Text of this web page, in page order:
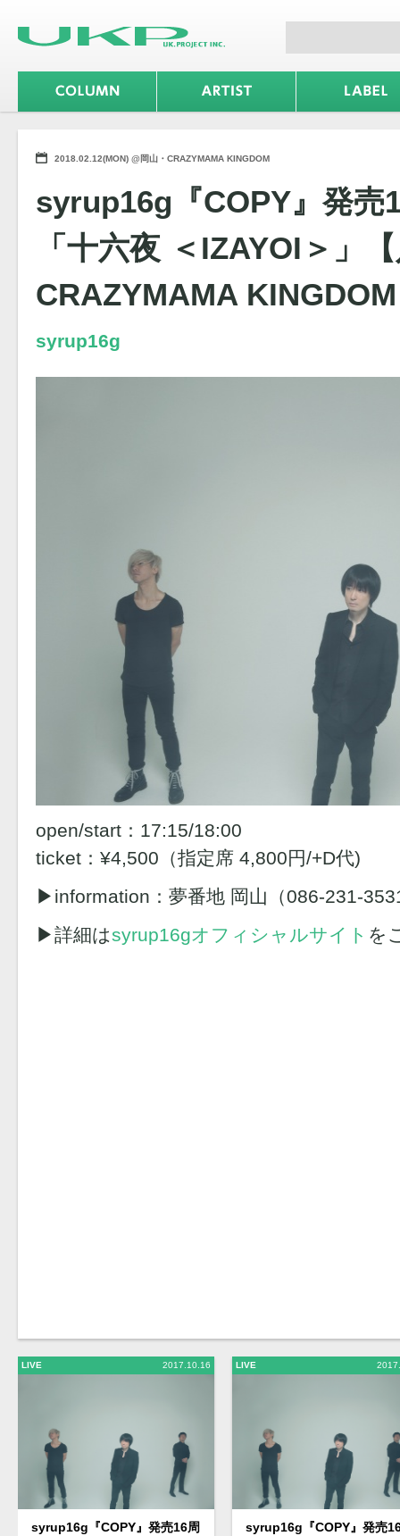
2018.02.12(MON) @岡山・CRAZYMAMA KINGDOM
syrup16g『COPY』発売
「十六夜 ＜IZAYOI＞」
CRAZYMAMA KINGDOM
syrup16g
open/start：17:15/18:00
ticket：¥4,500（指定席 4,800円/+D代)
▶︎information：夢番地 岡山（086-231-
▶︎詳細はsyrup16gオフィシャルサイト を
LIVE 2017.10.16
syrup16g『COPY』発売16周
LIVE
syrup16g『COPY』発売